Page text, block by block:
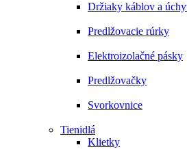
Držiaky káblov a
Predlžovacie rúrky
Elektroizolačné pásky
Predlžovačky
Svorkovnice
Tienidlá
Klietky